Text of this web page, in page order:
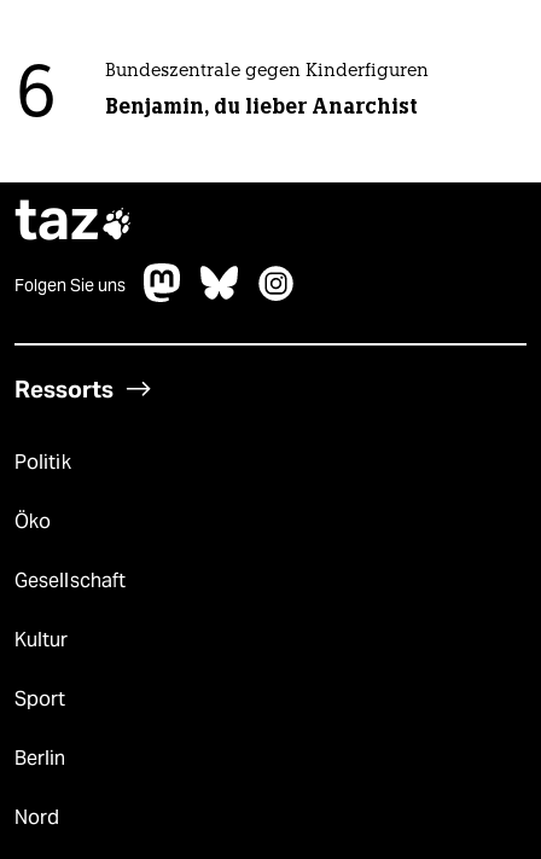
6 Bundeszentrale gegen Kinderfiguren
Benjamin, du lieber Anarchist
taz
Folgen Sie uns
Ressorts
Politik
Öko
Gesellschaft
Kultur
Sport
Berlin
Nord